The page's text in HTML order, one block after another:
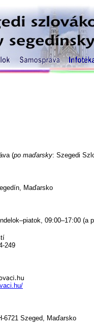
(po maďarsky: Szegedi
Maďarsko
09:00–17:00 (a
249
6721 Szeged, Maďarsko